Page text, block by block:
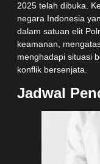
2025 telah dibuka.
negara Indonesia
dalam satuan elit
keamanan,
menghadapi situasi
konflik bersenjata.
Jadwal